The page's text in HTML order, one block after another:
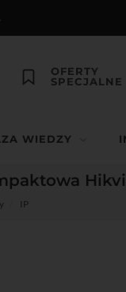
OFERTY
SPECJALNE
WIEDZY
IP